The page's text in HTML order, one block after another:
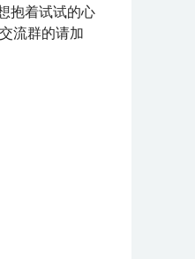
抱着试试的心
流群的请加